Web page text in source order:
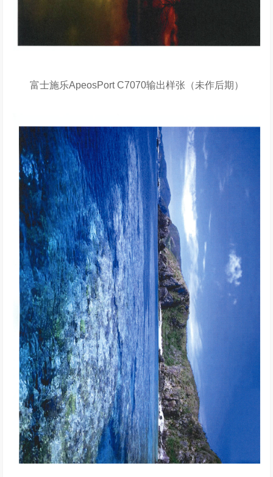
富士施乐ApeosPort C7070输出样张（未作后期）